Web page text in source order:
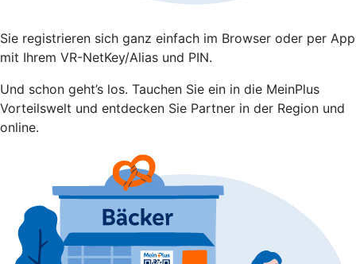
Sie registrieren sich ganz einfach im Browser oder per App
mit Ihrem VR-NetKey/Alias und PIN.
Und schon geht’s los. Tauchen Sie ein in die MeinPlus
Vorteilswelt und entdecken Sie Partner in der Region und
online.